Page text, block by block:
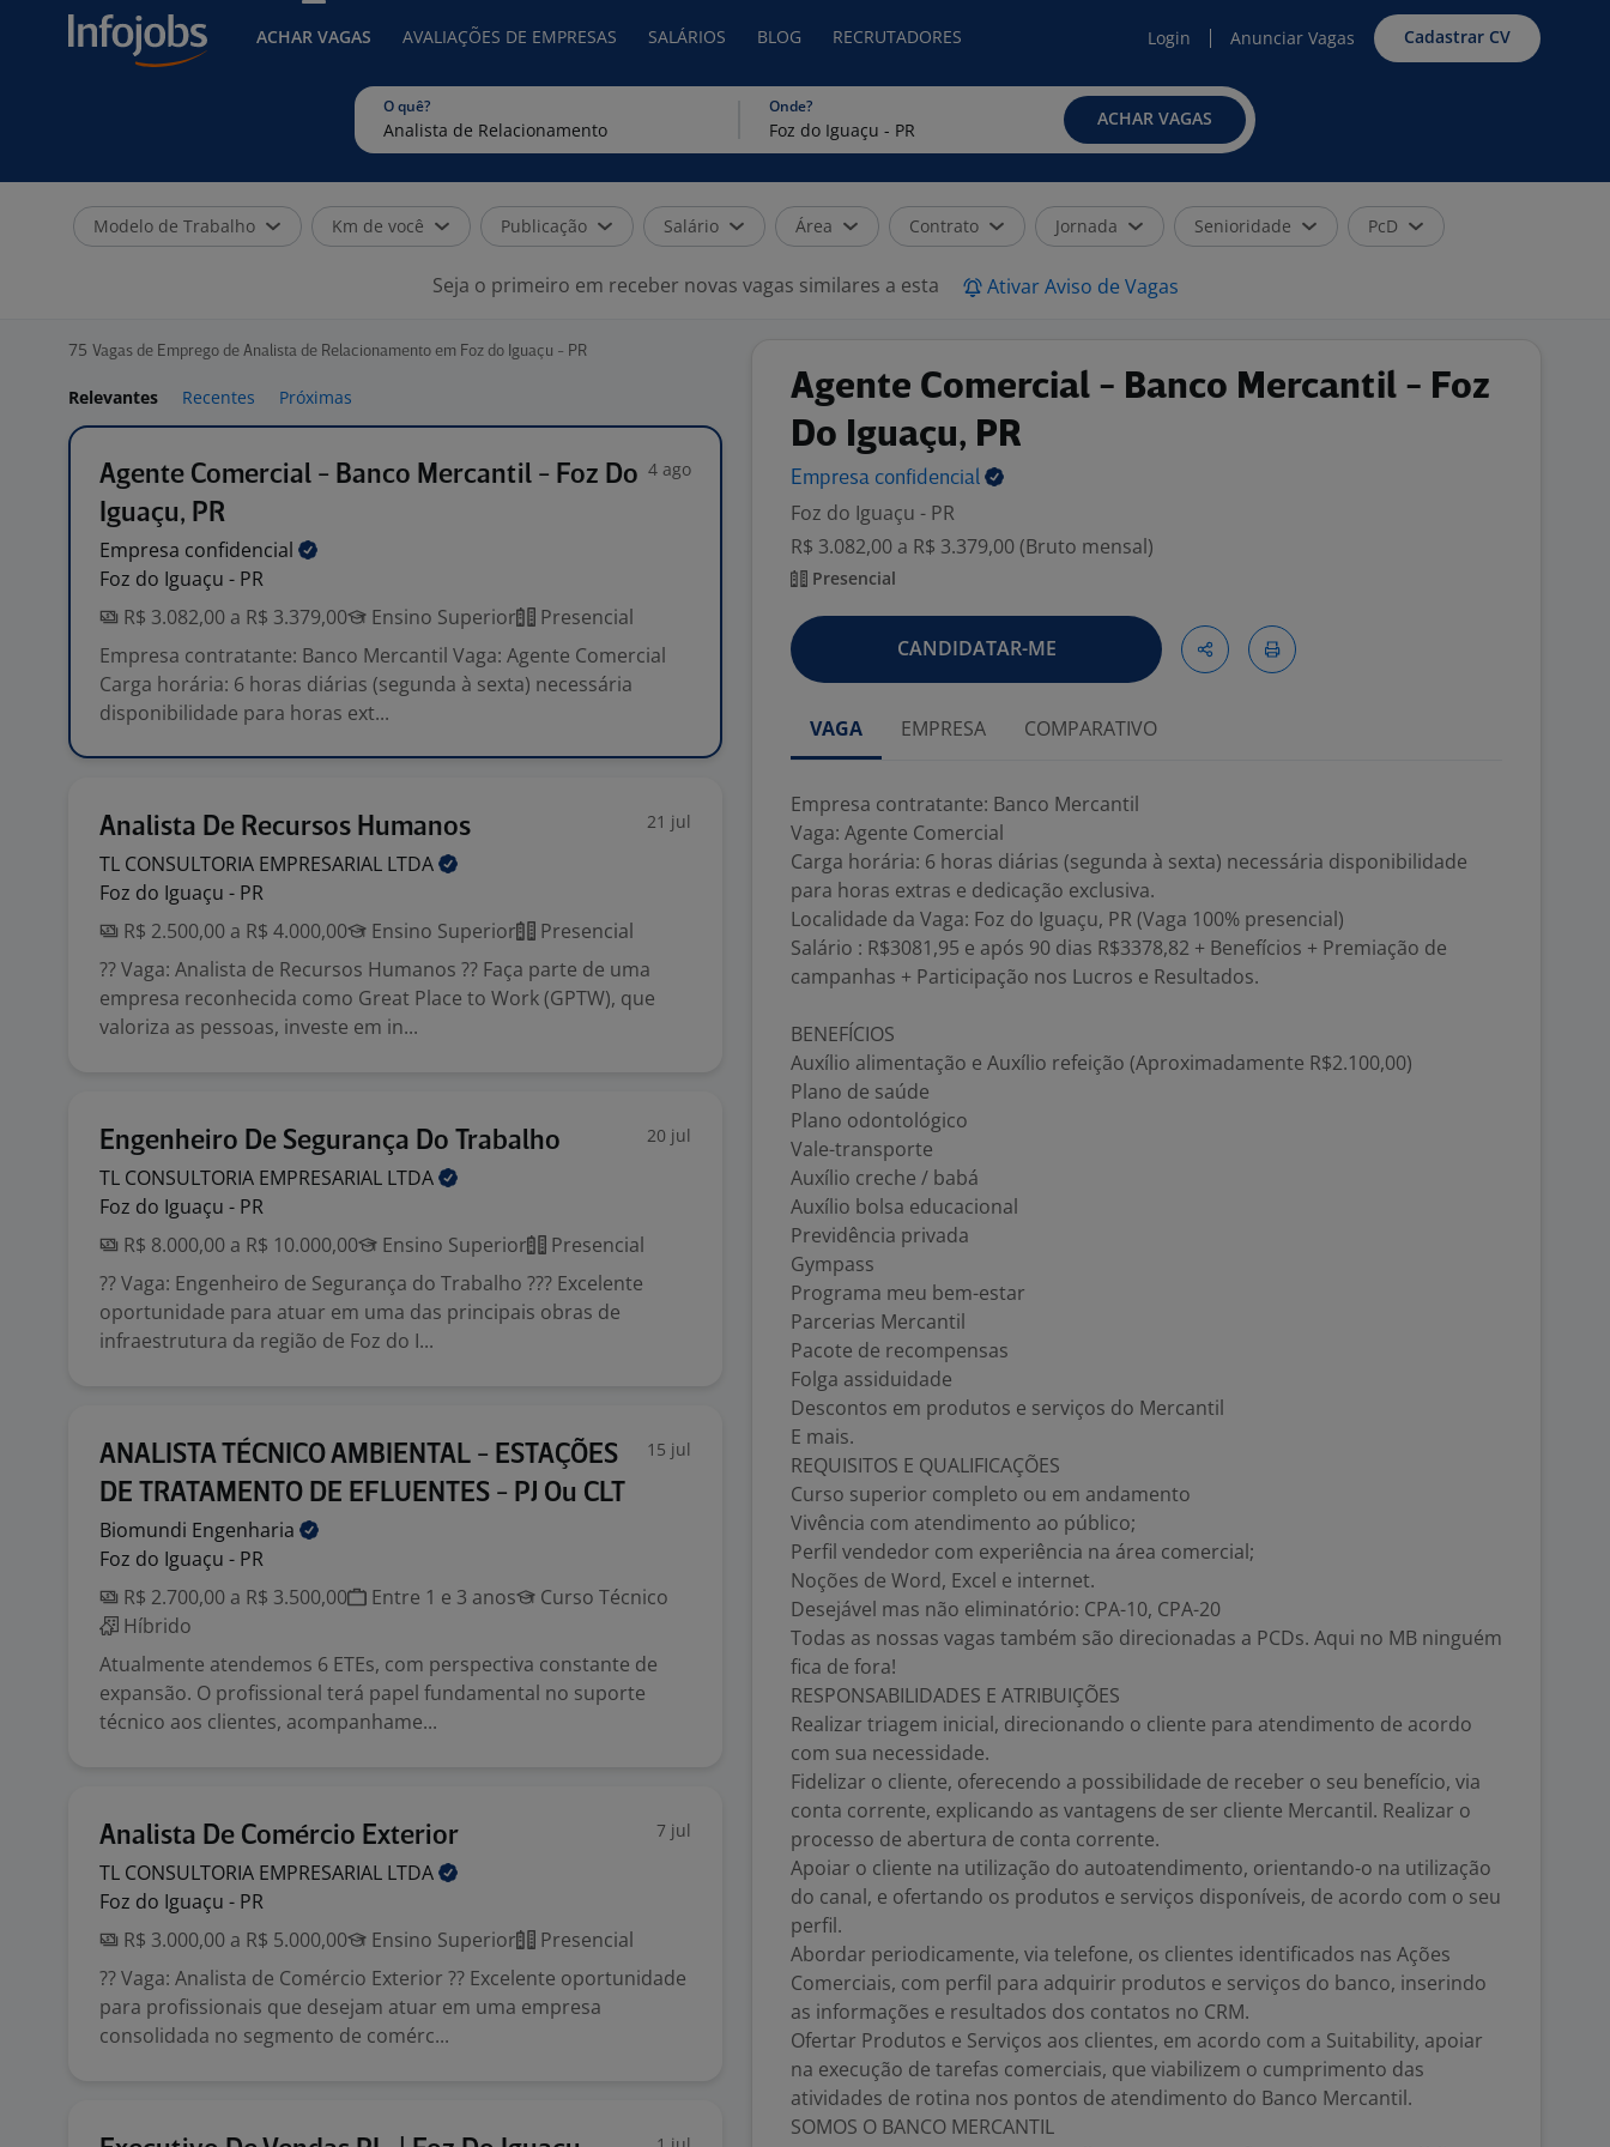
ACHAR VAGAS AVALIAÇÕES DE EMPRESAS SALÁRIOS BLOG RECRUTADORES Login Anunciar Vagas Cadastrar CV
O quê? Onde?
ACHAR VAGAS
Modelo de Trabalho Km de você Publicação Salário Área Contrato Jornada Senioridade PcD
Seja o primeiro em receber novas vagas similares a esta Ativar Aviso de Vagas
75 Vagas de Emprego de Analista de Relacionamento em Foz do Iguaçu - PR
Relevantes Recentes Próximas
Agente Comercial - Banco Mercantil - Foz Do
Iguaçu, PR
4 ago
Empresa confidencial
Foz do Iguaçu - PR
R$ 3.082,00 a R$ 3.379,00
Ensino Superior
Presencial
Empresa contratante: Banco Mercantil Vaga: Agente Comercial
Carga horária: 6 horas diárias (segunda à sexta) necessária
disponibilidade para horas ext...
Analista De Recursos Humanos 21 jul
TL CONSULTORIA EMPRESARIAL LTDA
Foz do Iguaçu - PR
R$ 2.500,00 a R$ 4.000,00
Ensino Superior
Presencial
?? Vaga: Analista de Recursos Humanos ?? Faça parte de uma
empresa reconhecida como Great Place to Work (GPTW), que
valoriza as pessoas, investe em in...
Engenheiro De Segurança Do Trabalho 20 jul
TL CONSULTORIA EMPRESARIAL LTDA
Foz do Iguaçu - PR
R$ 8.000,00 a R$ 10.000,00
Ensino Superior
Presencial
?? Vaga: Engenheiro de Segurança do Trabalho ??? Excelente
oportunidade para atuar em uma das principais obras de
infraestrutura da região de Foz do I...
ANALISTA TÉCNICO AMBIENTAL - ESTAÇÕES
DE TRATAMENTO DE EFLUENTES - PJ Ou CLT
15 jul
Biomundi Engenharia
Foz do Iguaçu - PR
R$ 2.700,00 a R$ 3.500,00
Entre 1 e 3 anos
Curso Técnico
Híbrido
Atualmente atendemos 6 ETEs, com perspectiva constante de
expansão. O profissional terá papel fundamental no suporte
técnico aos clientes, acompanhame...
Analista De Comércio Exterior 7 jul
TL CONSULTORIA EMPRESARIAL LTDA
Foz do Iguaçu - PR
R$ 3.000,00 a R$ 5.000,00
Ensino Superior
Presencial
?? Vaga: Analista de Comércio Exterior ?? Excelente oportunidade
para profissionais que desejam atuar em uma empresa
consolidada no segmento de comérc...
Agente Comercial - Banco Mercantil - Foz
Do Iguaçu, PR
Empresa confidencial
Foz do Iguaçu - PR
R$ 3.082,00 a R$ 3.379,00 (Bruto mensal)
Presencial
CANDIDATAR-ME
VAGA EMPRESA COMPARATIVO
Empresa contratante: Banco Mercantil
Vaga: Agente Comercial
Carga horária: 6 horas diárias (segunda à sexta) necessária disponibilidade
para horas extras e dedicação exclusiva.
Localidade da Vaga: Foz do Iguaçu, PR (Vaga 100% presencial)
Salário : R$3081,95 e após 90 dias R$3378,82 + Benefícios + Premiação de
campanhas + Participação nos Lucros e Resultados.
BENEFÍCIOS
Auxílio alimentação e Auxílio refeição (Aproximadamente R$2.100,00)
Plano de saúde
Plano odontológico
Vale-transporte
Auxílio creche / babá
Auxílio bolsa educacional
Previdência privada
Gympass
Programa meu bem-estar
Parcerias Mercantil
Pacote de recompensas
Folga assiduidade
Descontos em produtos e serviços do Mercantil
E mais.
REQUISITOS E QUALIFICAÇÕES
Curso superior completo ou em andamento
Vivência com atendimento ao público;
Perfil vendedor com experiência na área comercial;
Noções de Word, Excel e internet.
Desejável mas não eliminatório: CPA-10, CPA-20
Todas as nossas vagas também são direcionadas a PCDs. Aqui no MB ninguém
fica de fora!
RESPONSABILIDADES E ATRIBUIÇÕES
Realizar triagem inicial, direcionando o cliente para atendimento de acordo
com sua necessidade.
Fidelizar o cliente, oferecendo a possibilidade de receber o seu benefício, via
conta corrente, explicando as vantagens de ser cliente Mercantil. Realizar o
processo de abertura de conta corrente.
Apoiar o cliente na utilização do autoatendimento, orientando-o na utilização
do canal, e ofertando os produtos e serviços disponíveis, de acordo com o seu
perfil.
Abordar periodicamente, via telefone, os clientes identificados nas Ações
Comerciais, com perfil para adquirir produtos e serviços do banco, inserindo
as informações e resultados dos contatos no CRM.
Ofertar Produtos e Serviços aos clientes, em acordo com a Suitability, apoiar
na execução de tarefas comerciais, que viabilizem o cumprimento das
atividades de rotina nos pontos de atendimento do Banco Mercantil.
SOMOS O BANCO MERCANTIL